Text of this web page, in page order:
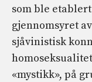
som ble
gjennomsyret
sjåvinistisk
«mystikk», på